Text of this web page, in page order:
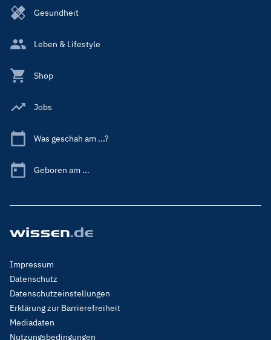
Gesundheit
Leben & Lifestyle
Shop
Jobs
Was geschah am ...?
Geboren am ...
Footer
Menu
Legal
Impressum
Datenschutz
Datenschutzeinstellungen
Erklärung zur Barrierefreiheit
Mediadaten
Nutzungsbedingungen